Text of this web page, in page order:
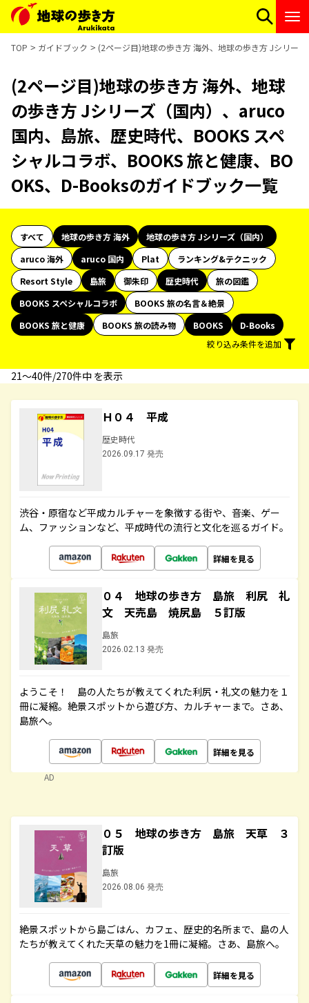
TOP ガイドブック (2ページ目)地球の歩き方 海外、地球の歩き方 Jシリー
(2ページ目)地球の歩き方 海外、地球
の歩き方 Jシリーズ（国内）、aruco
国内、島旅、歴史時代、BOOKS スペ
シャルコラボ、BOOKS 旅と健康、BO
OKS、D-Booksのガイドブック一覧
すべて 地球の歩き方 海外
地球の歩き方 Jシリーズ（国内）
aruco 海外
aruco 国内 Plat
ランキング&テクニック
Resort Style
島旅 御朱印 歴史時代
旅の図鑑
BOOKS スペシャルコラボ
BOOKS 旅の名言＆絶景
BOOKS 旅と健康
BOOKS 旅の読み物 BOOKS
D-Books
絞り込み条件を追加
21〜40件/270件中 を表示
Ｈ０４ 平成
歴史時代
2026.09.17 発売
渋谷・原宿など平成カルチャーを象徴する街や、音楽、ゲー
ム、ファッションなど、平成時代の流行と文化を巡るガイド。
詳細を見る
０４ 地球の歩き方 島旅 利尻 礼
文 天売島 焼尻島 ５訂版
島旅
2026.02.13 発売
ようこそ！ 島の人たちが教えてくれた利尻・礼文の魅力を１
冊に凝縮。絶景スポットから遊び方、カルチャーまで。さあ、
島旅へ。
詳細を見る
AD
０５ 地球の歩き方 島旅 天草 ３
訂版
島旅
2026.08.06 発売
絶景スポットから島ごはん、カフェ、歴史的名所まで、島の人
たちが教えてくれた天草の魅力を1冊に凝縮。さあ、島旅へ。
詳細を見る